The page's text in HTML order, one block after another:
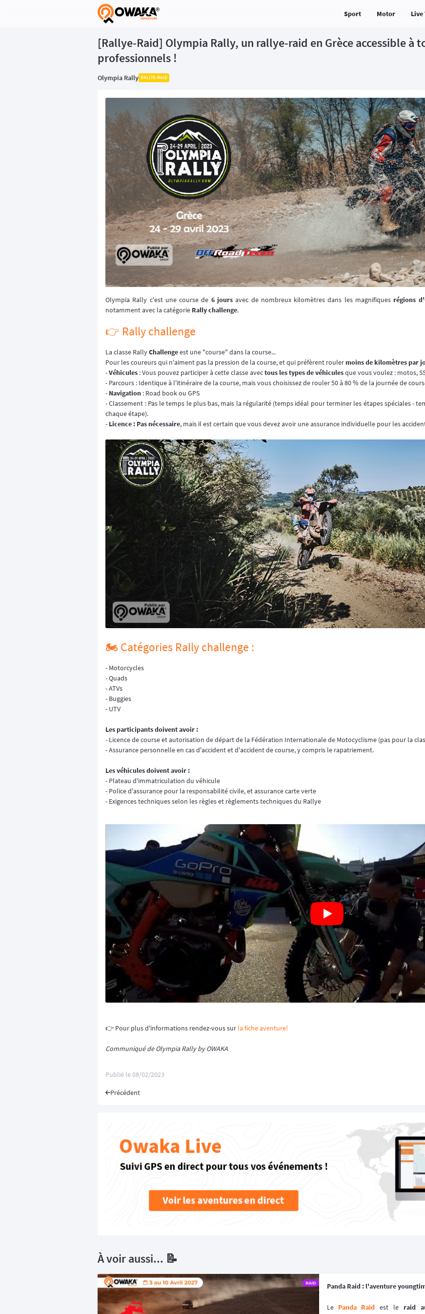
® Sport Motor
[Rallye-Raid] Olympia Rally, un rallye-raid en Grèce accessible à
professionnels !
Olympia Rally RALLYE-RAID
Olympia Rally c'est une course de 6 jours avec de nombreux kilomètres dans les magnifiques régions
notamment avec la catégorie Rally challenge.
👉️ Rally challenge
La classe RallyChallengeest une "course" dans la course...
Pour les coureurs qui n'aiment pas la pression de la course, et qui préfèrent rouler moins de kilomètres par
-Véhicules : Vous pouvez participer à cette classe avectous les types de véhiculesque vous voulez : motos,
- Parcours : Identique à l'itinéraire de la course, mais vous choisissez de rouler 50 à 80 % de la journée de
- Navigation : Road book ou GPS
- Classement : Pas le temps le plus bas, mais la régularité (temps idéal pour terminer les étapes spéciales -
chaque étape).
- Licence : Pas nécessaire, mais il est certain que vous devez avoir une assurance individuelle pour les
🏍️ Catégories Rally challenge :
- Motorcycles
- Quads
- ATVs
- Buggies
- UTV
Les participants doivent avoir :
- Licence de course et autorisation de départ de la Fédération Internationale de Motocyclisme (pas pour la
- Assurance personnelle en cas d'accident et d'accident de course, y compris le rapatriement.
Les véhicules doivent avoir :
- Plateau d'immatriculation du véhicule
- Police d'assurance pour la responsabilité civile, et assurance carte verte
- Exigences techniques selon les règles et règlements techniques du Rallye
👉️ Pour plus d'informations rendez-vous sur la fiche aventure!
Communiqué de Olympia Rally by OWAKA
Publié le08/02/2023
Précédent
À voir aussi... 📝
Panda Raid : l'aventure
Le Panda Raid est le raid